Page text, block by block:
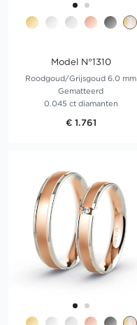
Model N°1310
Roodgoud/Grijsgoud 6.0 mm
Gematteerd
0.045 ct diamanten
€ 1.761